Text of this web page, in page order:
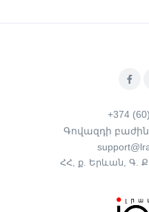
+374
Գովազդի բաժին
ՀՀ, ք. Երևան, Գ.